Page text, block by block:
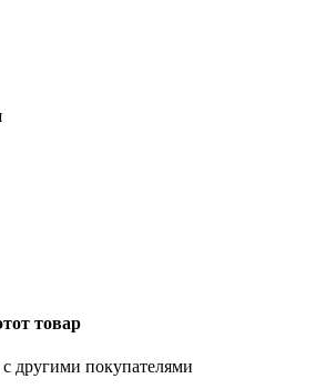
товар
другими покупателями